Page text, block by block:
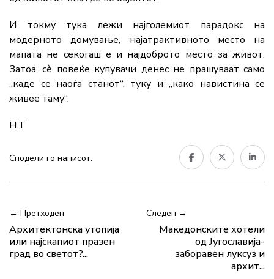
И токму тука лежи најголемиот парадокс на
модерното домување, најатрактивното место на
мапата не секогаш е и најдоброто место за живот.
Затоа, сè повеќе купувачи денес не прашуваат само
„каде се наоѓа станот“, туку и „како навистина се
живее таму“.
Н.Т
Сподели го написот:
← Претходен
Архитектонска утопија
или најскапиот празен
град во светот?...
Следен →
Македонските хотели
од Југославија-
заборавен луксуз и
архит...